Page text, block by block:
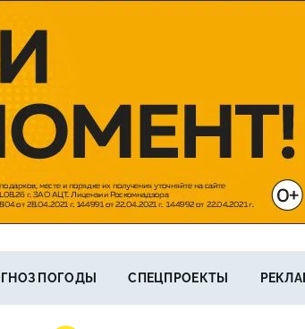
ПОГОДЫ СПЕЦПРОЕКТЫ